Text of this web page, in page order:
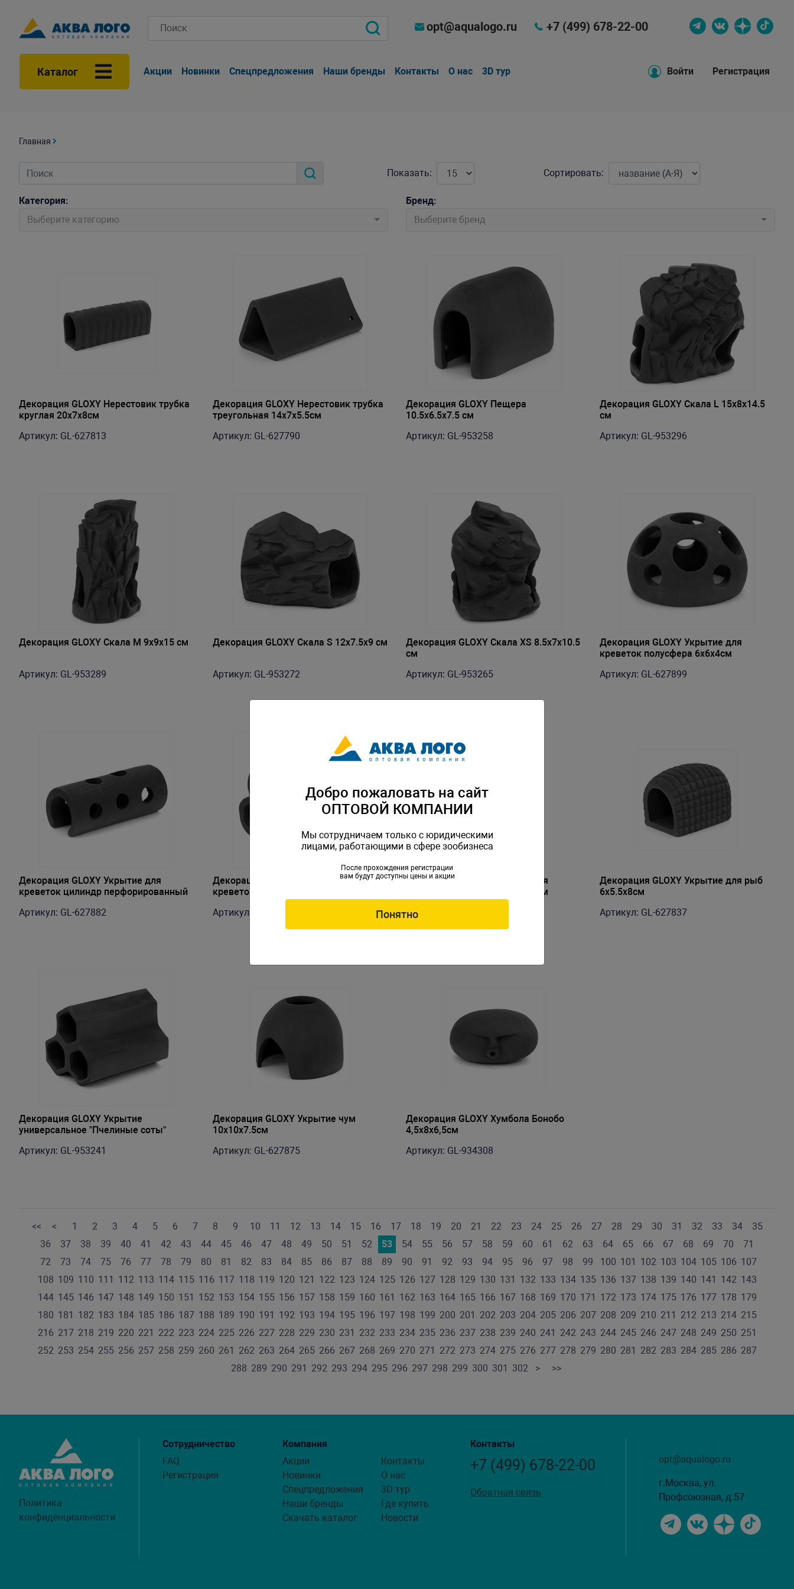
opt@aqualogo.ru +7 (499) 678-22-00
Каталог Акции Новинки Спецпредложения Наши бренды Контакты О нас 3D тур Войти Регистрация
Главная
Показать: Сортировать:
Категория:
Выберите категорию
Бренд:
Выберите бренд
Декорация GLOXY Нерестовик трубка
круглая 20х7х8см
Артикул: GL-627813
Декорация GLOXY Нерестовик трубка
треугольная 14х7х5.5см
Артикул: GL-627790
Декорация GLOXY Пещера
10.5х6.5х7.5 см
Артикул: GL-953258
Декорация GLOXY Скала L 15х8х14.5
см
Артикул: GL-953296
Декорация GLOXY Скала M 9х9х15 см
Артикул: GL-953289
Декорация GLOXY Скала S 12х7.5х9 см
Артикул: GL-953272
Декорация GLOXY Скала XS 8.5х7х10.5
см
Артикул: GL-953265
Декорация GLOXY Укрытие для
креветок полусфера 6х6х4см
Артикул: GL-627899
Декорация GLOXY Укрытие для
креветок цилиндр перфорированный
Артикул: GL-627882
Декорация GLOXY Укрытие для
креветок, 3 трубки 7х5х5 см
Артикул: GL-953227
Декорация GLOXY Укрытие для
креветок, 6 трубки 7х7.5х6.5 см
Артикул: GL-953234
Декорация GLOXY Укрытие для рыб
6х5.5х8см
Артикул: GL-627837
Декорация GLOXY Укрытие
универсальное "Пчелиные соты"
Артикул: GL-953241
Декорация GLOXY Укрытие чум
10х10х7.5см
Артикул: GL-627875
Декорация GLOXY Хумбола Бонобо
4,5х8х6,5см
Артикул: GL-934308
<< < 1 2 3 4 5 6 7 8 9 10 11 12 13 14 15 16 17 18 19 20 21 22 23 24 25 26 27 28 29 30 31 32 33 34
35
36
37 38 39 40 41 42 43 44 45 46 47 48 49 50 51 52 53 54 55 56 57 58 59 60 61 62 63 64 65 66 67 68 69 70
71
72
73 74 75 76 77 78 79 80 81 82 83 84 85 86 87 88 89 90 91 92 93 94 95 96 97 98 99 100 101 102 103 104 105 106 107
108 109 110 111 112 113 114 115 116 117 118 119 120 121 122 123 124 125 126 127 128 129 130 131 132 133 134 135 136 137 138 139 140 141 142 143
144 145 146 147 148 149 150 151 152 153 154 155 156 157 158 159 160 161 162 163 164 165 166 167 168 169 170 171 172 173 174 175 176 177 178 179
180 181 182 183 184 185 186 187 188 189 190 191 192 193 194 195 196 197 198 199 200 201 202 203 204 205 206 207 208 209 210 211 212 213 214 215
216 217 218 219 220 221 222 223 224 225 226 227 228 229 230 231 232 233 234 235 236 237 238 239 240 241 242 243 244 245 246 247 248 249 250 251
252 253 254 255 256 257 258 259 260 261 262 263 264 265 266 267 268 269 270 271 272 273 274 275 276 277 278 279 280 281 282 283 284 285 286 287
288 289 290 291 292 293 294 295 296 297 298 299 300 301 302 > >>
Политика
конфиденциальности
Сотрудничество
FAQ
Регистрация
Компания
Акции
Новинки
Спецпредложения
Наши бренды
Скачать каталог
Контакты
О нас
3D-тур
Где купить
Новости
Контакты
+7 (499) 678-22-00
Обратная связь
opt@aqualogo.ru
г.Москва, ул.
Профсоюзная, д.57
Добро пожаловать на сайт
ОПТОВОЙ КОМПАНИИ
Мы сотрудничаем только с юридическими
лицами, работающими в сфере зообизнеса
После прохождения регистрации
вам будут доступны цены и акции
Понятно